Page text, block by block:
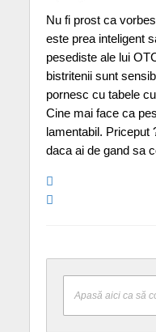
Nu fi prost ca
este prea inteligent
pesediste ale lui
bistritenii sunt
pornesc cu tabele
Cine mai face ca
lamentabil. Priceput
daca ai de gand sa
Apasă aici ca să